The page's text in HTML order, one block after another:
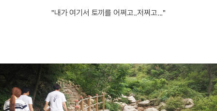
"내가 여기서 토끼를 어쩌고..저쩌고..."